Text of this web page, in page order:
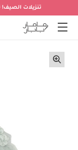
تنزيلات الصيف!